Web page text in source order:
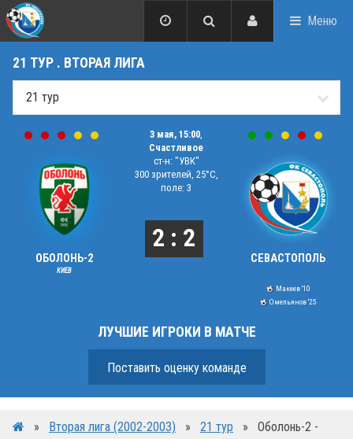
Меню
21 ТУР . ВТОРАЯ ЛИГА
ОБОЛОНЬ-2
КИЕВ
3 мая, 15:00
Счастливое
ст-н: "УВК"
300 зрителей, 25°C,
поле: 3
2 : 2
СЕВАСТОПОЛЬ
Макеев '10
Омельянов '25
ЛУЧШИЕ ИГРОКИ В МАТЧЕ
Поставить оценку команде
» Вторая лига (2002-2003) » 21 тур »
Оболонь-2 -